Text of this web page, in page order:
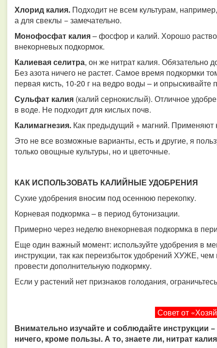
Хлорид калия. Подходит не всем культурам,
а для свеклы − замечательно.
Монофосфат калия– фосфор и калий. Хорошо
внекорневых подкормок.
Калиевая селитра, он же нитрат калия. Обязательно
Без азота ничего не растет. Самое время подкормки
первая кисть, 10-20 г на ведро воды – и опрыскивайте
Сульфат калия (калий сернокислый). Отличное
в воде. Не подходит для кислых почв.
Калимагнезия. Как предыдущий + магний. Применяют
Это не все возможные варианты, есть и другие, я
только овощные культуры, но и цветочные.
КАК ИСПОЛЬЗОВАТЬ КАЛИЙНЫЕ УДОБРЕНИЯ
Сухие удобрения вносим под осеннюю перекопку.
Корневая подкормка – в период бутонизации.
Примерно через неделю внекорневая подкормка в
Еще один важный момент: используйте удобрения в
инструкции, так как переизбыток удобрений ХУЖЕ,
провести дополнительную подкормку.
Если у растений нет признаков голодания,
Совет от
Внимательно изучайте и соблюдайте инструкции
ничего, кроме пользы. А то, знаете ли, нитрат